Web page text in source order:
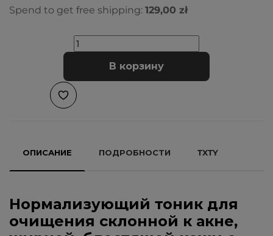
Spend to get free shipping: 129,00 zł
В корзину
ОПИСАНИЕ ПОДРОБНОСТИ TXTY
Нормализующий тоник для
очищения склонной к акне,